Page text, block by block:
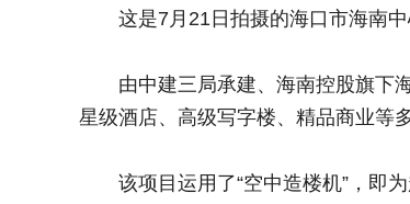
这是7月21日拍摄的海口市海南中
由中建三局承建、海南控股旗下海
星级酒店、高级写字楼、精品商业等
该项目运用了“空中造楼机”，即为